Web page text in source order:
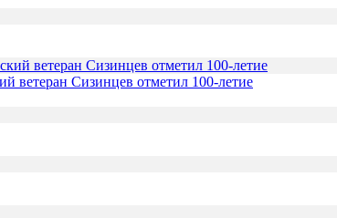
ветеран Сизинцев отметил 100-летие